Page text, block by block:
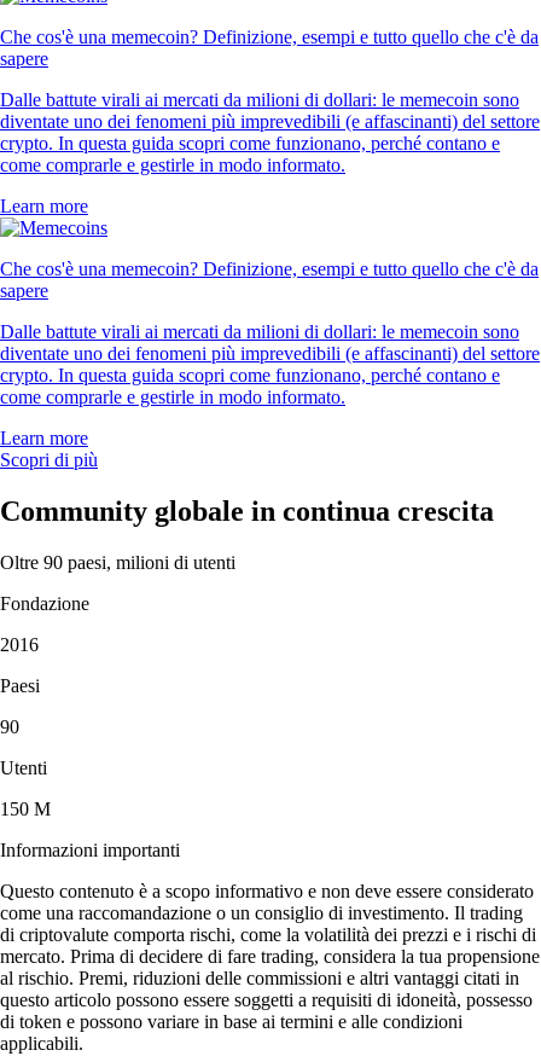
Che cos'è una memecoin? Definizione, esempi e tutto quello che c'è da
sapere
Dalle battute virali ai mercati da milioni di dollari: le memecoin sono
diventate uno dei fenomeni più imprevedibili (e affascinanti) del settore
crypto. In questa guida scopri come funzionano, perché contano e
come comprarle e gestirle in modo informato.
Learn more
Che cos'è una memecoin? Definizione, esempi e tutto quello che c'è da
sapere
Dalle battute virali ai mercati da milioni di dollari: le memecoin sono
diventate uno dei fenomeni più imprevedibili (e affascinanti) del settore
crypto. In questa guida scopri come funzionano, perché contano e
come comprarle e gestirle in modo informato.
Learn more
Scopri di più
Community globale in continua crescita
Oltre 90 paesi, milioni di utenti
Fondazione
2016
Paesi
90
Utenti
150 M
Informazioni importanti
Questo contenuto è a scopo informativo e non deve essere considerato
come una raccomandazione o un consiglio di investimento. Il trading
di criptovalute comporta rischi, come la volatilità dei prezzi e i rischi di
mercato. Prima di decidere di fare trading, considera la tua propensione
al rischio. Premi, riduzioni delle commissioni e altri vantaggi citati in
questo articolo possono essere soggetti a requisiti di idoneità, possesso
di token e possono variare in base ai termini e alle condizioni
applicabili.